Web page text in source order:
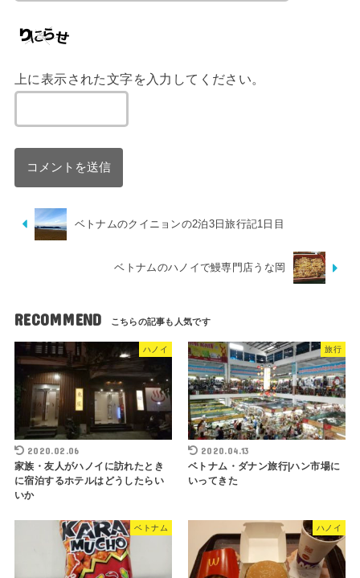
上に表示された文字を入力してください。
ベトナムのクイニョンの2泊3日旅行記1日目
ベトナムのハノイで鰻専門店うな岡
RECOMMEND
ハノイ
2020.02.06
家族・友人がハノイに訪れたとき
に宿泊するホテルはどうしたらい
いか
旅行
2020.04.13
ベトナム・ダナン旅行|ハン市場に
いってきた
ベトナム ハノイ